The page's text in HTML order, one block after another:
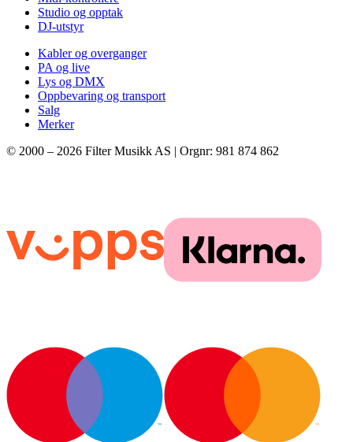
Studio og opptak
DJ-utstyr
Kabler og overganger
PA og live
Lys og DMX
Oppbevaring og transport
Salg
Merker
© 2000 – 2026 Filter Musikk AS | Orgnr: 981 874 862